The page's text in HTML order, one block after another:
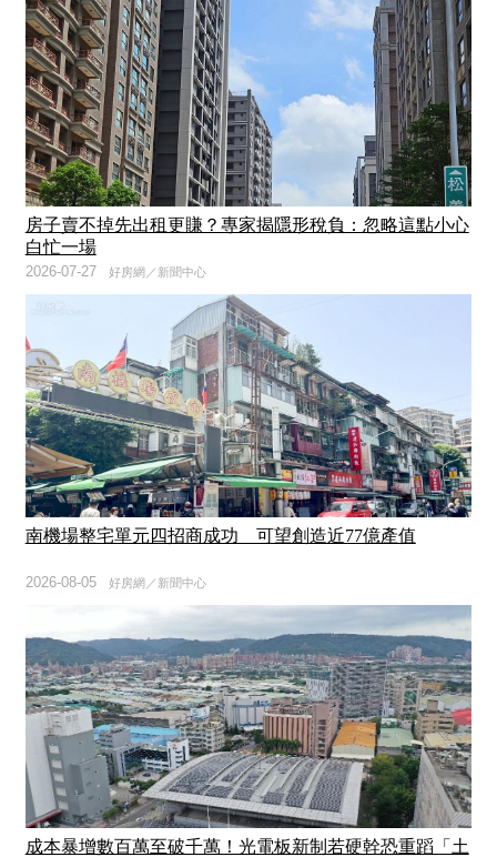
房子賣不掉先出租更賺？專家揭隱形稅負：忽略這點小心
白忙一場
好房網／新聞中心
2026-07-27
南機場整宅單元四招商成功 可望創造近77億產值
好房網／新聞中心
2026-08-05
成本暴增數百萬至破千萬！光電板新制若硬幹恐重蹈「土